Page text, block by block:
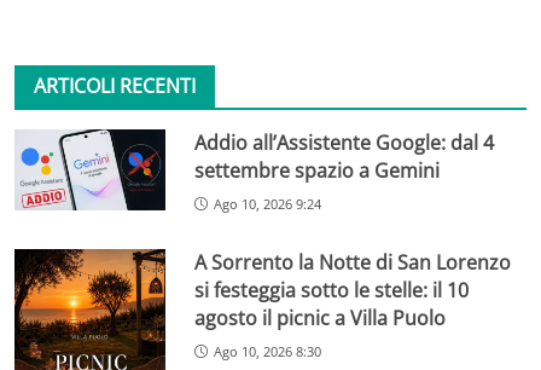
ARTICOLI RECENTI
Addio all’Assistente Google: dal 4
settembre spazio a Gemini
Ago 10, 2026 9:24
A Sorrento la Notte di San Lorenzo
si festeggia sotto le stelle: il 10
agosto il picnic a Villa Puolo
Ago 10, 2026 8:30